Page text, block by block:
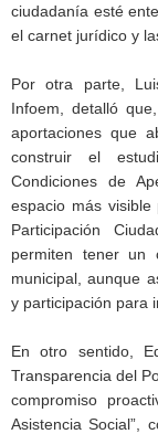
ciudadanía esté
el carnet jurídico y
Por otra parte,
Infoem, detalló
aportaciones que
construir el
Condiciones de
espacio más
Participación
permiten tener un
municipal, aunque
y participación para
En otro sentido,
Transparencia del
compromiso
Asistencia Social”,